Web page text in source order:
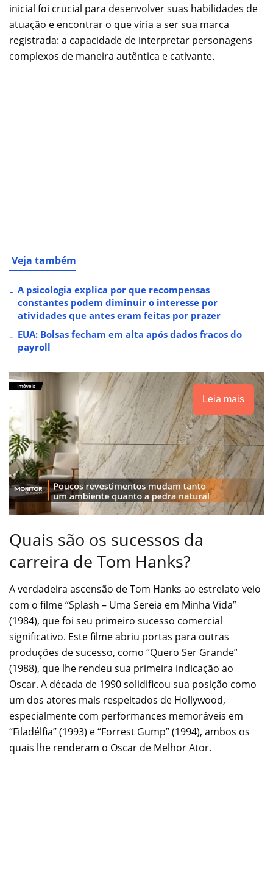
inicial foi crucial para desenvolver suas habilidades de
atuação e encontrar o que viria a ser sua marca
registrada: a capacidade de interpretar personagens
complexos de maneira autêntica e cativante.
Veja também
A psicologia explica por que recompensas
constantes podem diminuir o interesse por
atividades que antes eram feitas por prazer
EUA: Bolsas fecham em alta após dados fracos do
payroll
Leia mais
Quais são os sucessos da
carreira de Tom Hanks?
A verdadeira ascensão de Tom Hanks ao estrelato veio
com o filme “Splash – Uma Sereia em Minha Vida”
(1984), que foi seu primeiro sucesso comercial
significativo. Este filme abriu portas para outras
produções de sucesso, como “Quero Ser Grande”
(1988), que lhe rendeu sua primeira indicação ao
Oscar. A década de 1990 solidificou sua posição como
um dos atores mais respeitados de Hollywood,
especialmente com performances memoráveis em
“Filadélfia” (1993) e “Forrest Gump” (1994), ambos os
quais lhe renderam o Oscar de Melhor Ator.